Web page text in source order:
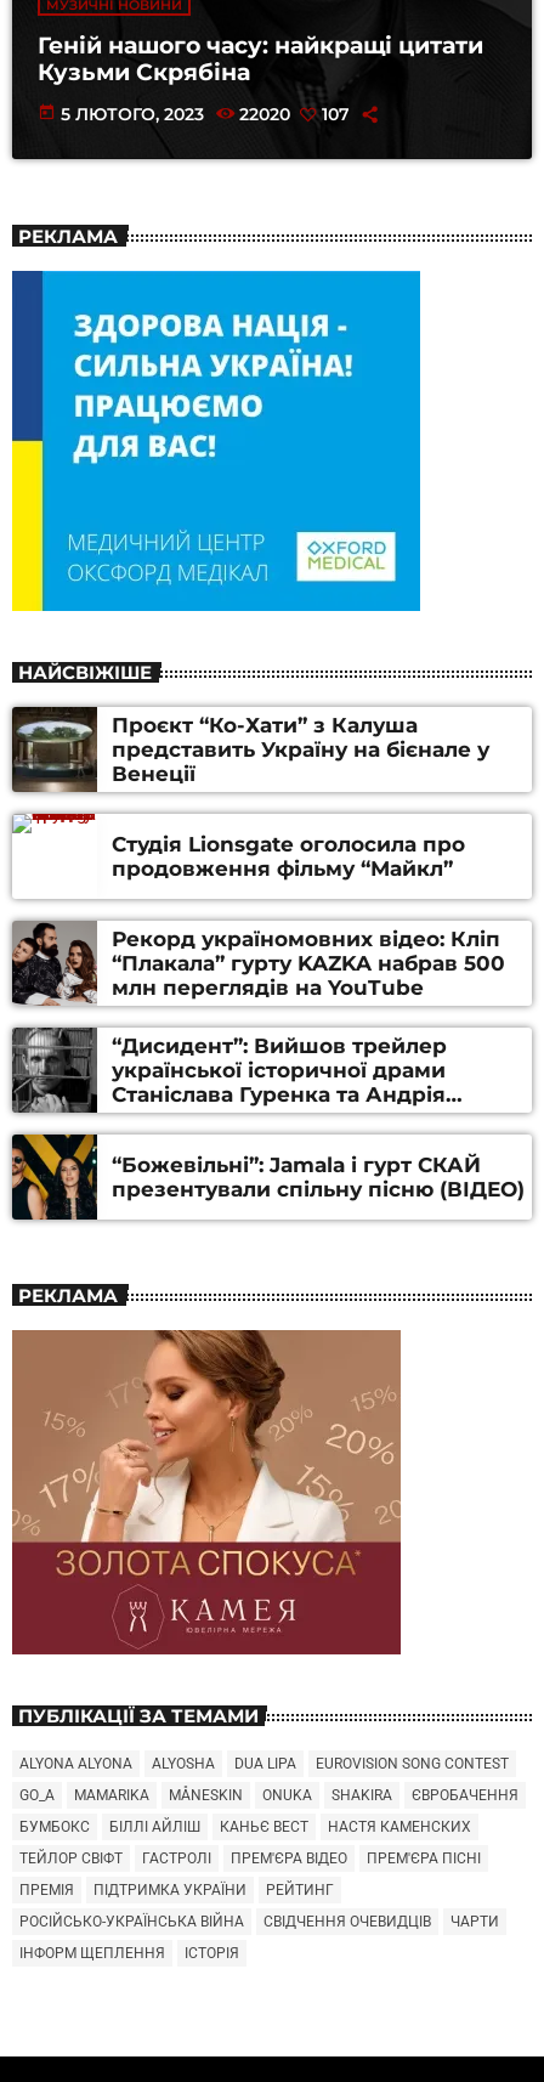
МУЗИЧНІ НОВИНИ
Геній нашого часу: найкращі цитати
Кузьми Скрябіна
today 5 ЛЮТОГО, 2023 22020 107
РЕКЛАМА
НАЙСВІЖІШЕ
Проєкт “Ко-Хати” з Калуша
представить Україну на бієнале у
Венеції
Студія Lionsgate оголосила про
продовження фільму “Майкл”
Рекорд україномовних відео: Кліп
“Плакала” гурту KAZKA набрав 500
млн переглядів на YouTube
“Дисидент”: Вийшов трейлер
української історичної драми
Станіслава Гуренка та Андрія
Алфьорова (ВІДЕО)
“Божевільні”: Jamala і гурт СКАЙ
презентували спільну пісню (ВІДЕО)
РЕКЛАМА
ПУБЛІКАЦІЇ ЗА ТЕМАМИ
ALYONA ALYONA ALYOSHA DUA LIPA
EUROVISION SONG CONTEST
GO_A
MAMARIKA MÅNESKIN ONUKA SHAKIRA
ЄВРОБАЧЕННЯ
БУМБОКС
БІЛЛІ АЙЛІШ КАНЬЄ ВЕСТ
НАСТЯ КАМЕНСКИХ
ТЕЙЛОР СВІФТ
ГАСТРОЛІ ПРЕМ'ЄРА ВІДЕО
ПРЕМ'ЄРА ПІСНІ
ПРЕМІЯ
ПІДТРИМКА УКРАЇНИ
РЕЙТИНГ
РОСІЙСЬКО-УКРАЇНСЬКА ВІЙНА
СВІДЧЕННЯ ОЧЕВИДЦІВ
ЧАРТИ
ІНФОРМ ЩЕПЛЕННЯ
ІСТОРІЯ